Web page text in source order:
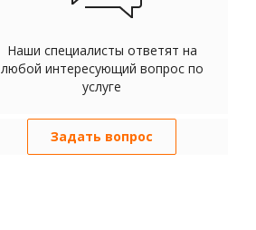
Наши специалисты ответят на
любой интересующий вопрос по
услуге
Задать вопрос